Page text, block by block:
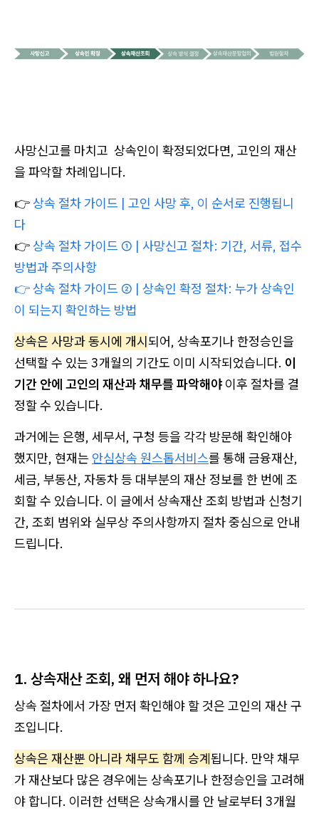
사망신고를 마치고 상속인이 확정되었다면, 고인의 재산
을 파악할 차례입니다.
👉상속 절차 가이드 | 고인 사망 후, 이 순서로 진행됩니
다
👉상속 절차 가이드 ① | 사망신고 절차: 기간, 서류, 접수
방법과 주의사항
👉 상속 절차 가이드 ② | 상속인 확정 절차: 누가 상속인
이 되는지 확인하는 방법
상속은 사망과 동시에 개시되어, 상속포기나 한정승인을
선택할 수 있는 3개월의 기간도 이미 시작되었습니다. 이
기간 안에 고인의 재산과 채무를 파악해야 이후 절차를 결
정할 수 있습니다.
과거에는 은행, 세무서, 구청 등을 각각 방문해 확인해야
했지만, 현재는 안심상속 원스톱서비스를 통해 금융재산,
세금, 부동산, 자동차 등 대부분의 재산 정보를 한 번에 조
회할 수 있습니다. 이 글에서 상속재산 조회 방법과 신청기
간, 조회 범위와 실무상 주의사항까지 절차 중심으로 안내
드립니다.
1. 상속재산 조회, 왜 먼저 해야 하나요?
상속 절차에서 가장 먼저 확인해야 할 것은 고인의 재산 구
조입니다.
상속은 재산뿐 아니라 채무도 함께 승계됩니다. 만약 채무
가 재산보다 많은 경우에는 상속포기나 한정승인을 고려해
야 합니다. 이러한 선택은 상속개시를 안 날로부터 3개월